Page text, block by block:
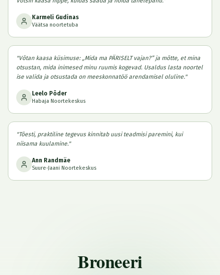
Karmeli Gudinas
Väätsa noortetuba
"Võtan kaasa küsimuse: „Mida ma PÄRISELT vajan?” ja mõtte, et mina
otsustan, mida inimesed minu ruumis kogevad. Usaldus lasta noortel
ise valida ja otsustada on meeskonnatöö arendamisel oluline."
Leelo Põder
Habaja Noortekeskus
"Tõesti, praktiline tegevus kinnitab uusi teadmisi paremini, kui
niisama kuulamine."
Ann Randmäe
Suure-Jaani Noortekeskus
Broneeri